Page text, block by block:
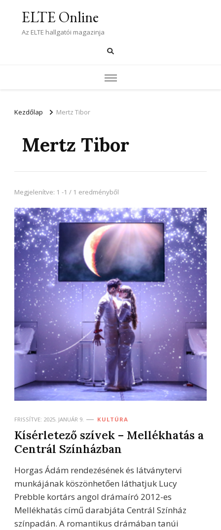
ELTE Online
Az ELTE hallgatói magazinja
Kezdőlap Mertz Tibor
Mertz Tibor
Megjelenítve: 1 -1 / 1 eredményből
FRISSÍTVE: 2025. JANUÁR 9. KULTÚRA
Kísérletező szívek – Mellékhatás a
Centrál Színházban
Horgas Ádám rendezésének és látványtervi
munkájának köszönhetően láthatjuk Lucy
Prebble kortárs angol drámaíró 2012-es
Mellékhatás című darabjáta Centrál Színház
színpadán. A romantikus drámában tanúi